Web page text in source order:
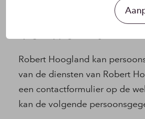
Robert Hoogland kan
van de diensten van Robert
een contactformulier op de
kan de volgende